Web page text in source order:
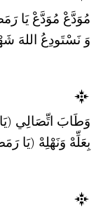
مُوَدَّعْ مُوَدَّعْ يَا
وَ نَسْتَودِعُ اللهَ
وَطَابَ اتِّصَالِي
بِعَلِّهْ وَنَهْلِهْ (يَا